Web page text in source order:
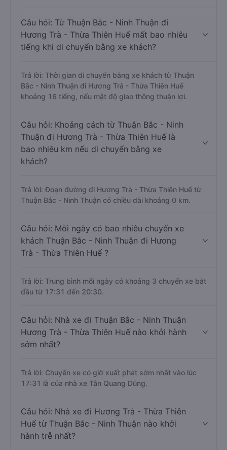
Câu hỏi: Từ Thuận Bắc - Ninh Thuận đi
Hương Trà - Thừa Thiên Huế mất bao nhiêu
tiếng khi di chuyển bằng xe khách?
Trả lời: Thời gian di chuyển bằng xe khách từ Thuận
Bắc - Ninh Thuận đi Hương Trà - Thừa Thiên Huế
khoảng 16 tiếng, nếu mật độ giao thông thuận lợi.
Câu hỏi: Khoảng cách từ Thuận Bắc - Ninh
Thuận đi Hương Trà - Thừa Thiên Huế là
bao nhiêu km nếu di chuyển bằng xe
khách?
Trả lời: Đoạn đường đi Hương Trà - Thừa Thiên Huế từ
Thuận Bắc - Ninh Thuận có chiều dài khoảng 0 km.
Câu hỏi: Mỗi ngày có bao nhiêu chuyến xe
khách Thuận Bắc - Ninh Thuận đi Hương
Trà - Thừa Thiên Huế ?
Trả lời: Trung bình mỗi ngày có khoảng 3 chuyến xe bắt
đầu từ 17:31 đến 20:30.
Câu hỏi: Nhà xe đi Thuận Bắc - Ninh Thuận
Hương Trà - Thừa Thiên Huế nào khởi hành
sớm nhất?
Trả lời: Chuyến xe có giờ xuất phát sớm nhất vào lúc
17:31 là của nhà xe Tân Quang Dũng.
Câu hỏi: Nhà xe đi Hương Trà - Thừa Thiên
Huế từ Thuận Bắc - Ninh Thuận nào khởi
hành trễ nhất?